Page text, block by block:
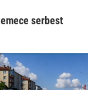
serbest